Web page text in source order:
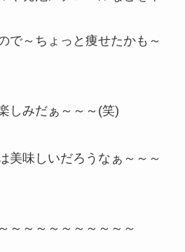
で～ちょっと痩せたかも～
しみだぁ～～～(笑)
美味しいだろうなぁ～～～
～～～～～～～～～～